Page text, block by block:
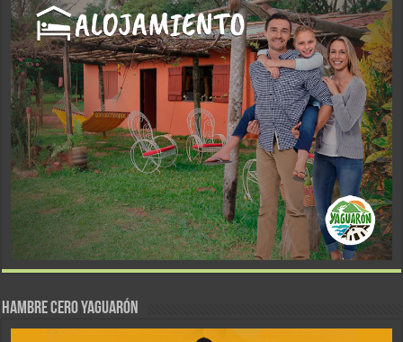
Hambre Cero Yaguarón